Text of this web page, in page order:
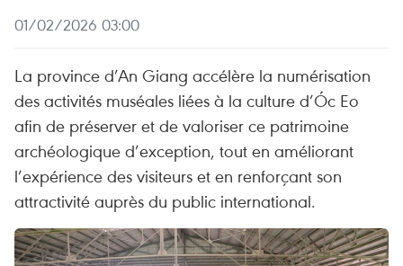
01/02/2026 03:00
La province d’An Giang accélère la numérisation
des activités muséales liées à la culture d’Óc Eo
afin de préserver et de valoriser ce patrimoine
archéologique d’exception, tout en améliorant
l’expérience des visiteurs et en renforçant son
attractivité auprès du public international.